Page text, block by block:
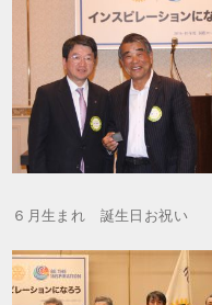
６月生まれ 誕生日お祝い